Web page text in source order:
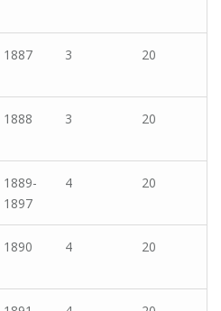
1887 3 20
1888 3 20
1889-
1897
4 20
1890 4 20